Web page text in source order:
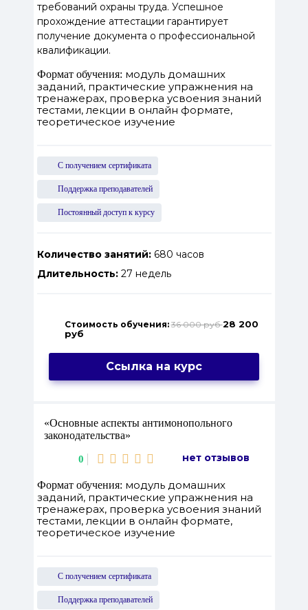
требований охраны труда. Успешное
прохождение аттестации гарантирует
получение документа о профессиональной
квалификации.
Формат обучения: модуль домашних
заданий, практические упражнения на
тренажерах, проверка усвоения знаний
тестами, лекции в онлайн формате,
теоретическое изучение
С получением сертификата
Поддержка преподавателей
Постоянный доступ к курсу
Количество занятий:680 часов
Длительность:27 недель
Стоимость обучения: 36 000 руб28 200
руб
Ссылка на курс
«Основные аспекты антимонопольного
законодательства»
0 нет отзывов
Формат обучения: модуль домашних
заданий, практические упражнения на
тренажерах, проверка усвоения знаний
тестами, лекции в онлайн формате,
теоретическое изучение
С получением сертификата
Поддержка преподавателей